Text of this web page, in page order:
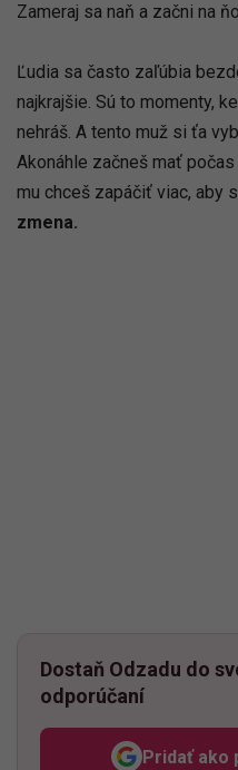
Zameraj sa naň a začni na
Ľudia sa často zaľúbia
najkrajšie. Sú to momenty,
nehráš. A tento muž si ťa
Akonáhle začneš mať
mu chceš zapáčiť viac, aby
zmena.
Dostaň Odzadu do
odporúčaní
Pridať ako